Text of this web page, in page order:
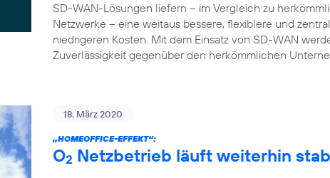
SD-WAN-Lösungen liefern – im Vergleich zu
Netzwerke – eine weitaus bessere, flexiblere und
niedrigeren Kosten. Mit dem Einsatz von SD-WAN
Zuverlässigkeit gegenüber den herkömmlichen
18. März 2020
„HOMEOFFICE-EFFEKT“:
O2 Netzbetrieb läuft weiterhin